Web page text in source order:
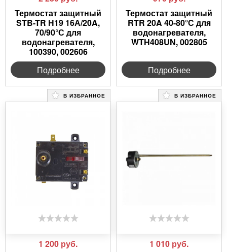
Термостат защитный
STB-TR Н19 16А/20A,
70/90°С для
водонагревателя,
100390, 002606
Подробнее
Термостат защитный
RTR 20A 40-80°С для
водонагревателя,
WTH408UN, 002805
Подробнее
В ИЗБРАННОЕ
1 200 руб.
В ИЗБРАННОЕ
1 010 руб.